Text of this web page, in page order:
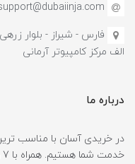
الف مرکز کامپیوتر آرمانی
درباره ما
در خریدی آسان با مناسب